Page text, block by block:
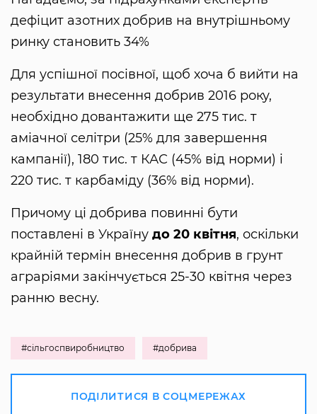
дефіцит азотних добрив на внутрішньому
ринку становить 34%
Для успішної посівної, щоб хоча б вийти на
результати внесення добрив 2016 року,
необхідно довантажити ще 275 тис. т
аміачної селітри (25% для завершення
кампанії), 180 тис. т КАС (45% від норми) і
220 тис. т карбаміду (36% від норми).
Причому ці добрива повинні бути
поставлені в Україну до 20 квітня, оскільки
крайній термін внесення добрив в грунт
аграріями закінчується 25-30 квітня через
ранню весну.
#сільгоспвиробництво #добрива
ПОДІЛИТИСЯ В СОЦМЕРЕЖАХ